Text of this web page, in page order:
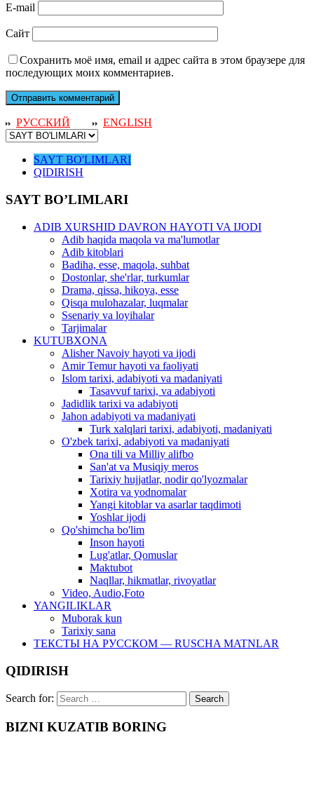
E-mail
Сайт
Сохранить моё имя, email и адрес сайта в этом браузере для
последующих моих комментариев.
РУССКИЙ ENGLISH
SAYT BO'LIMLARI
QIDIRISH
SAYT BO’LIMLARI
ADIB XURSHID DAVRON HAYOTI VA IJODI
Adib haqida maqola va ma'lumotlar
Adib kitoblari
Badiha, esse, maqola, suhbat
Dostonlar, she'rlar, turkumlar
Drama, qissa, hikoya, esse
Qisqa mulohazalar, luqmalar
Ssenariy va loyihalar
Tarjimalar
KUTUBXONA
Alisher Navoiy hayoti va ijodi
Amir Temur hayoti va faoliyati
Islom tarixi, adabiyoti va madaniyati
Tasavvuf tarixi, va adabiyoti
Jadidlik tarixi va adabiyoti
Jahon adabiyoti va madaniyati
Turk xalqlari tarixi, adabiyoti, madaniyati
O'zbek tarixi, adabiyoti va madaniyati
Ona tili va Milliy alifbo
San'at va Musiqiy meros
Tarixiy hujjatlar, nodir qo'lyozmalar
Xotira va yodnomalar
Yangi kitoblar va asarlar taqdimoti
Yoshlar ijodi
Qo'shimcha bo'lim
Inson hayoti
Lug'atlar, Qomuslar
Maktubot
Naqllar, hikmatlar, rivoyatlar
Video, Audio,Foto
YANGILIKLAR
Muborak kun
Tarixiy sana
ТЕКСТЫ НА РУССКОМ — RUSCHA MATNLAR
QIDIRISH
Search for:
BIZNI KUZATIB BORING